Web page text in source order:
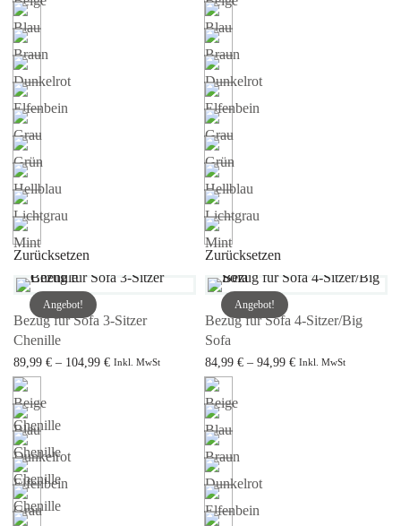
Zurücksetzen Zurücksetzen
Angebot!
Bezug für Sofa 3-Sitzer
Chenille
89,99 € – 104,99 €Preisspanne:
Inkl. MwSt
Ausführung wählen
Angebot!
Bezug für Sofa 4-Sitzer/Big
Sofa
84,99 € – 94,99 €Preisspanne:
Inkl. MwSt
Ausführung wählen